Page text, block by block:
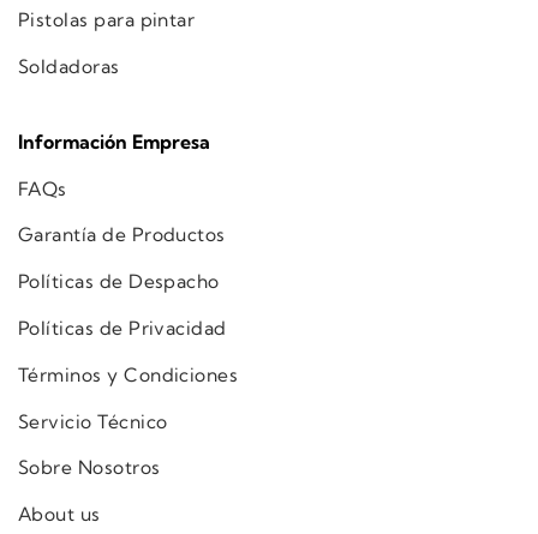
Pistolas para pintar
Soldadoras
Información Empresa
FAQs
Garantía de Productos
Políticas de Despacho
Políticas de Privacidad
Términos y Condiciones
Servicio Técnico
Sobre Nosotros
About us